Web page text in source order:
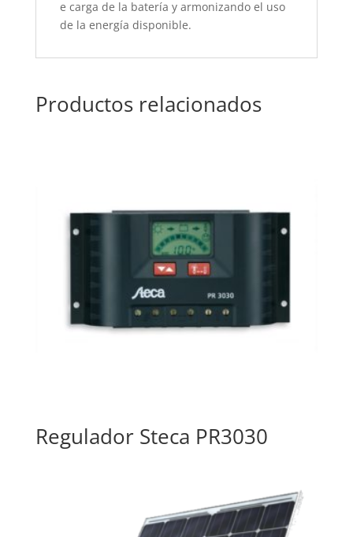
e carga de la batería y armonizandoel uso
de la energía disponible.
Productos relacionados
Regulador Steca PR3030